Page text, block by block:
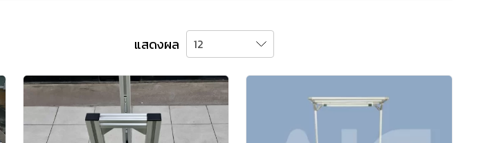
แสดงผล